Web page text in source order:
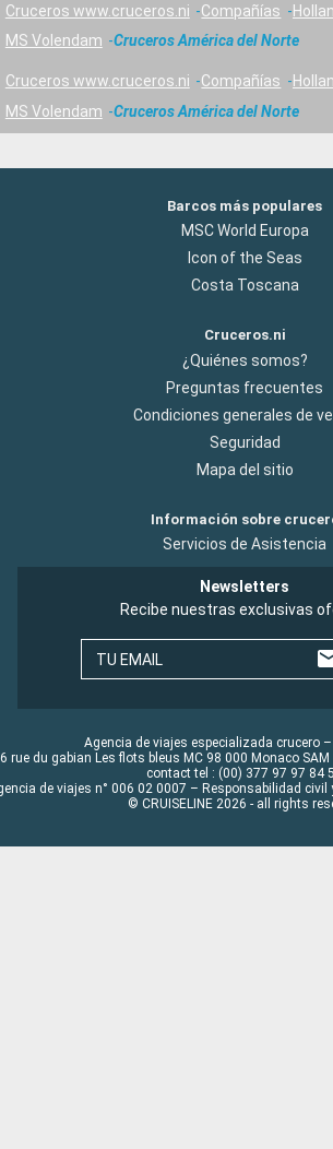
Cruceros www.cruceros.ni Compañías
MS Volendam
Cruceros América del Norte
Cruceros www.cruceros.ni Compañías
MS Volendam
Cruceros América del Norte
Barcos más populares
MSC World Europa
Icon of the Seas
Costa Toscana
Cruceros.ni
¿Quiénes somos?
Preguntas frecuentes
Condiciones generales de
Seguridad
Mapa del sitio
Información sobre
Servicios de Asistencia
Newsletters
Recibe nuestras exclusivas
TU EMAIL
Agencia de viajes especializada crucero –
rue du gabian Les flots bleus MC 98 000 Monaco
contact tel : (00) 377 97 97 84
de viajes n° 006 02 0007 – Responsabilidad civil
© CRUISELINE 2026 - all rights